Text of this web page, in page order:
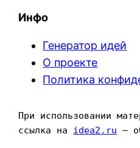
Инфо
Генератор идей
О проекте
Политика
При использовании
ссылка на idea2.ru —